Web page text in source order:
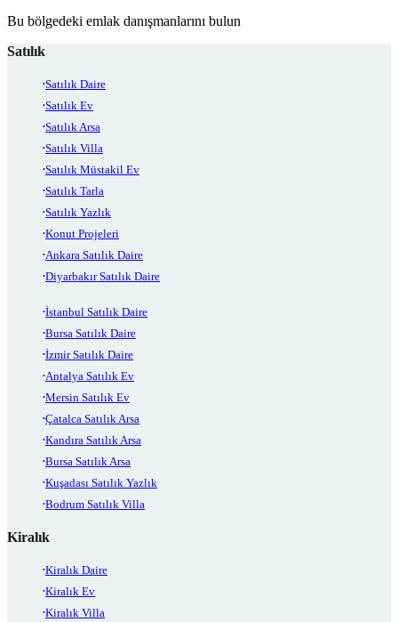
Bu bölgedeki emlak danışmanlarını bulun
Satılık
Satılık Daire
Satılık Ev
Satılık Arsa
Satılık Villa
Satılık Müstakil Ev
Satılık Tarla
Satılık Yazlık
Konut Projeleri
Ankara Satılık Daire
Diyarbakır Satılık Daire
İstanbul Satılık Daire
Bursa Satılık Daire
İzmir Satılık Daire
Antalya Satılık Ev
Mersin Satılık Ev
Çatalca Satılık Arsa
Kandıra Satılık Arsa
Bursa Satılık Arsa
Kuşadası Satılık Yazlık
Bodrum Satılık Villa
Kiralık
Kiralık Daire
Kiralık Ev
Kiralık Villa